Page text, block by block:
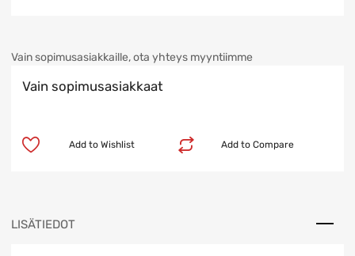
Vain sopimusasiakkaille, ota yhteys myyntiimme
Vain sopimusasiakkaat
Add to Compare
Add to Wishlist
LISÄTIEDOT